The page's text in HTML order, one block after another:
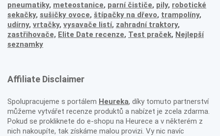
pneumatiky, meteostanice, parní čističe, pily, robotické
sekačky, sušičky ovoce, štípačky na dřevo, trampolíny,
udírny, vrtačky, vysavače listí, zahradní traktory,
zastřihovače, Elite Date recenze, Test praček, Nejlepší
seznamky
Affiliate Disclaimer
Spolupracujeme s portálem Heureka, díky tomuto partnerství
můžeme vytvářet recenze produktů a nabízet je zcela zdarma.
Pokud se prokliknete do e-shopu na Heurece a v některém z
nich nakoupíte, tak získáme malou provizi. Vy nic navíc